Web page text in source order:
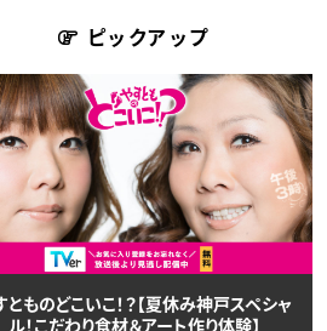
ピックアップ
とものどこいこ！？【夏休み神戸スペシャ
ル！こだわり食材＆アート作り体験】